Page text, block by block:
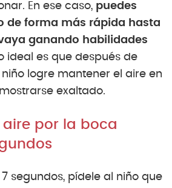
En ese caso, puedes
de forma más rápida hasta
ganando habilidades
ideal es que después de
logre mantener el aire en
exaltado.
aire por la boca
7 segundos, pídele al niño que